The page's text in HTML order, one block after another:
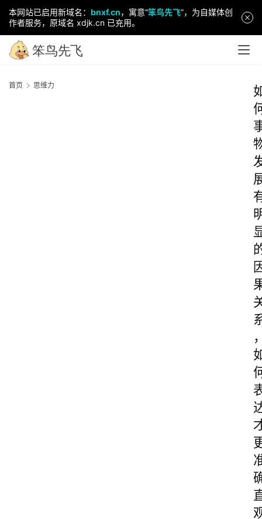
本网站已启用新域名： bnxf.cn，寓意“笨鸟先飞”，为自媒体创
作者服务，原域名 xdjk.cn 已充用。
首页 思维力